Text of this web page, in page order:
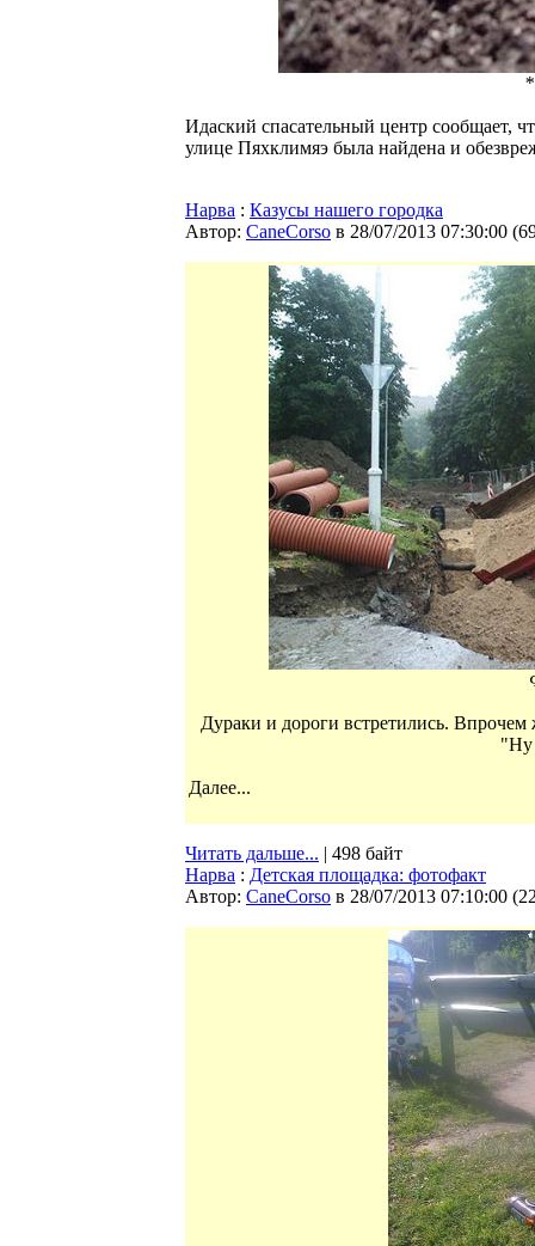
Идаский спасательный центр сообщает,
улице Пяхклимяэ была найдена и
Нарва : Казусы нашего городка
Автор: CaneCorso в 28/07/2013 07:30:00 (
Дураки и дороги встретились.
"Ну
Далее...
Читать дальше... | 498 байт
Нарва : Детская площадка: фотофакт
Автор: CaneCorso в 28/07/2013 07:10:00 (